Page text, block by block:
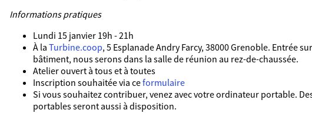
Informations pratiques
Lundi 15 janvier 19h - 21h
À la Turbine.coop, 5 Esplanade Andry Farcy, 38000 Grenoble. Entrée
bâtiment, nous serons dans la salle de réunion au rez-de-chaussée.
Atelier ouvert à tous et à toutes
Inscription souhaitée via ceformulaire
Si vous souhaitez contribuer, venez avec votre ordinateur portable.
portables seront aussi à disposition.